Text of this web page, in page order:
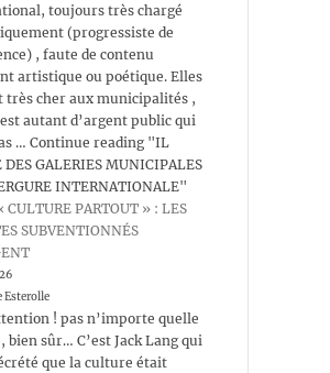
toujours très chargé
(progressiste de
, faute de contenu
artistique ou poétique. Elles
très cher aux municipalités ,
autant d’argent public qui
… Continue reading "IL
DES GALERIES MUNICIPALES
INTERNATIONALE"
CULTURE PARTOUT » : LES
SUBVENTIONNÉS
Esterolle
! pas n’importe quelle
bien sûr… C’est Jack Lang qui
que la culture était